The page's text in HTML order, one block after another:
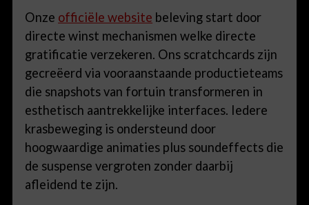
Onze officiële website beleving start door
directe winst mechanismen welke directe
gratificatie verzekeren. Ons scratchcards zijn
gecreëerd via vooraanstaande productieteams
die snapshots van fortuin transformeren in
esthetisch aantrekkelijke interfaces. Iedere
krasbeweging is ondersteund door
hoogwaardige animaties plus soundeffects die
de suspense vergroten zonder daarbij
afleidend te zijn.